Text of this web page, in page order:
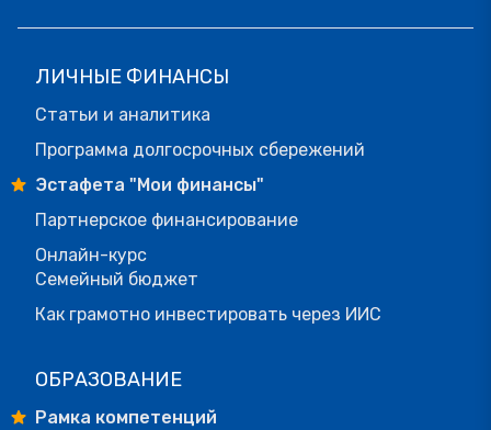
ЛИЧНЫЕ ФИНАНСЫ
Статьи и аналитика
Программа долгосрочных сбережений
Эстафета "Мои финансы"
Партнерское финансирование
Онлайн-курс
Семейный бюджет
Как грамотно инвестировать через ИИС
ОБРАЗОВАНИЕ
Рамка компетенций